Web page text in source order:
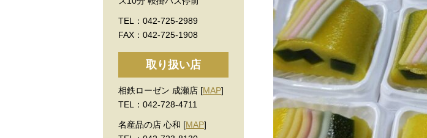
TEL：042-725-2989
FAX：042-725-1908
取り扱い店
相鉄ローゼン 成瀬店 [MAP]
TEL：042-728-4711
名産品の店 心和 [MAP]